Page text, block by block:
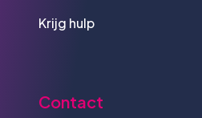
Krijg hulp
Contact